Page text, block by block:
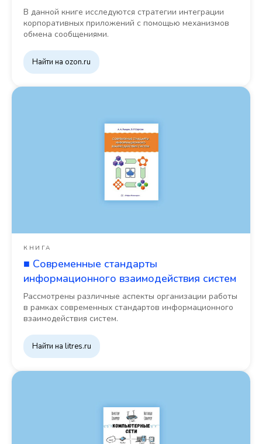
В данной книге исследуются стратегии интеграции
корпоративных приложений с помощью механизмов
обмена сообщениями.
Найти на ozon.ru
КНИГА
■ Современные стандарты
информационного взаимодействия систем
Рассмотрены различные аспекты организации работы
в рамках современных стандартов информационного
взаимодействия систем.
Найти на litres.ru